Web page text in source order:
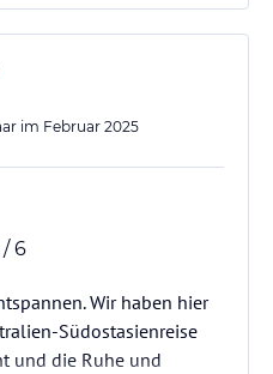
im Februar 2025
/ 6
Wir haben hier
Südostasienreise
und die Ruhe und